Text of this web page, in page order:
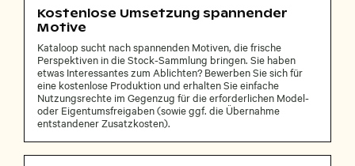
Kostenlose Umsetzung spannender
Motive
Kataloop sucht nach spannenden Motiven, die frische
Perspektiven in die Stock-Sammlung bringen. Sie haben
etwas Interessantes zum Ablichten? Bewerben Sie sich für
eine kostenlose Produktion und erhalten Sie einfache
Nutzungsrechte im Gegenzug für die erforderlichen Model-
oder Eigentumsfreigaben (sowie ggf. die Übernahme
entstandener Zusatzkosten).